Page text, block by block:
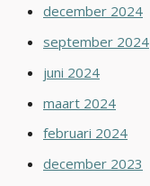
december 2024
september 2024
juni 2024
maart 2024
februari 2024
december 2023